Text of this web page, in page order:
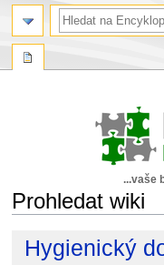
...vaše
Prohledat wiki
Skočit
SkočitHygienický